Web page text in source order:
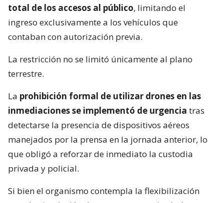
total de los accesos al público, limitando el
ingreso exclusivamente a los vehículos que
contaban con autorización previa.
La restricción no se limitó únicamente al plano
terrestre.
La prohibición formal de utilizar drones en las
inmediaciones se implementó de urgencia tras
detectarse la presencia de dispositivos aéreos
manejados por la prensa en la jornada anterior, lo
que obligó a reforzar de inmediato la custodia
privada y policial.
Si bien el organismo contempla la flexibilización